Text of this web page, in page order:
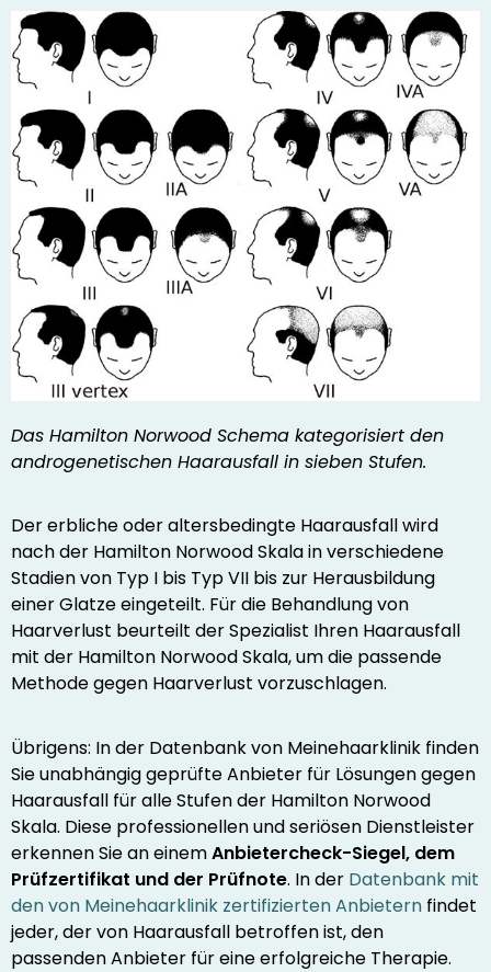
Das Hamilton Norwood Schema kategorisiert den
androgenetischen Haarausfall in sieben Stufen.
Der erbliche oder altersbedingte Haarausfall wird
nach der Hamilton Norwood Skala in verschiedene
Stadien von Typ I bis Typ VII bis zur Herausbildung
einer Glatze eingeteilt. Für die Behandlung von
Haarverlust beurteilt der Spezialist Ihren Haarausfall
mit der Hamilton Norwood Skala, um die passende
Methode gegen Haarverlust vorzuschlagen.
Übrigens: In der Datenbank von Meinehaarklinik finden
Sie unabhängig geprüfte Anbieter für Lösungen gegen
Haarausfall für alle Stufen der Hamilton Norwood
Skala. Diese professionellen und seriösen Dienstleister
erkennen Sie an einemAnbietercheck-Siegel, dem
Prüfzertifikat und der Prüfnote. In der Datenbank mit
den von Meinehaarklinik zertifizierten Anbietern findet
jeder, der von Haarausfall betroffen ist, den
passenden Anbieter für eine erfolgreiche Therapie.